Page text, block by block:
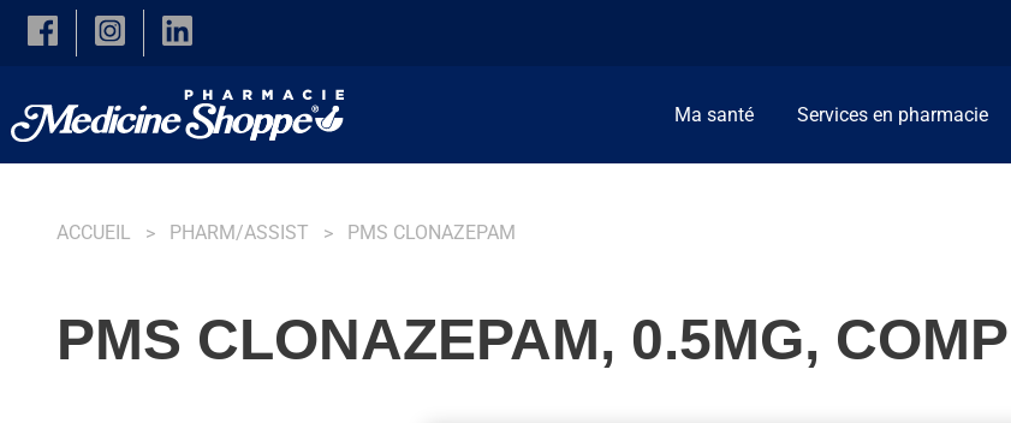
Skip to main content
Ma santé Services en pharmacie
ACCUEIL PHARM/ASSIST PMS CLONAZEPAM
PMS CLONAZEPAM, 0.5MG,